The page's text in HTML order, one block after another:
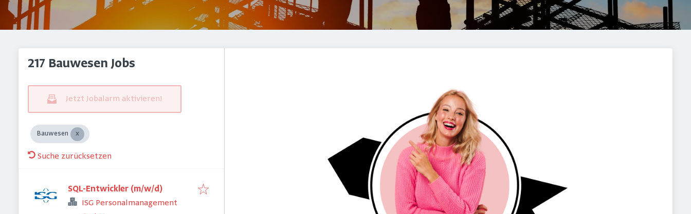
217 Bauwesen Jobs
Jetzt Jobalarm aktivieren!
Bauwesen
Suche zurücksetzen
SQL-Entwickler (m/w/d)
ISG Personalmanagement